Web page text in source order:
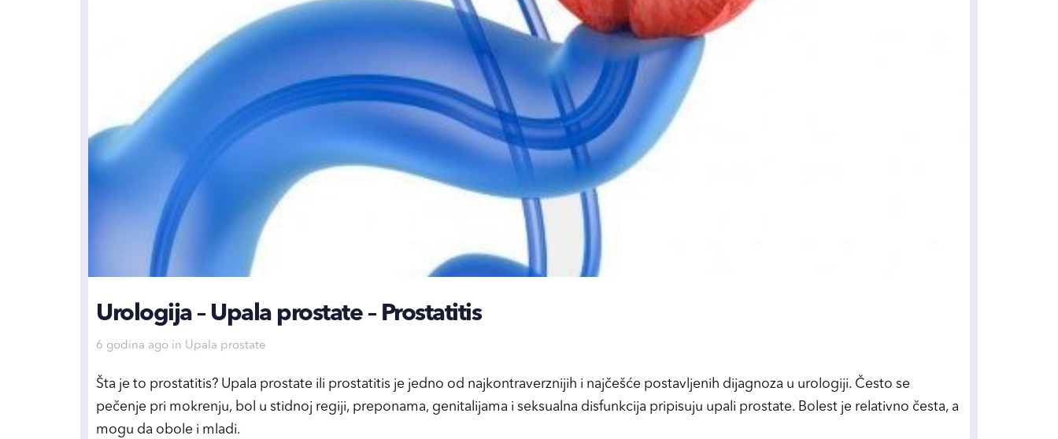
Urologija – Upala prostate – Prostatitis
6 godina ago in
Tags Upala prostate
Šta je to prostatitis? Upala prostate ili prostatitis je jedno od najkontraverznijih i najčešće postavljenih dijagnoza u urologiji. Često se
pečenje pri mokrenju, bol u stidnoj regiji, preponama, genitalijama i seksualna disfunkcija pripisuju upali prostate. Bolest je relativno česta, a
mogu da obole i mladi.